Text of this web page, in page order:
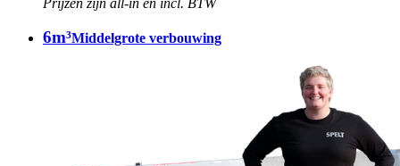
6m³Middelgrote verbouwing